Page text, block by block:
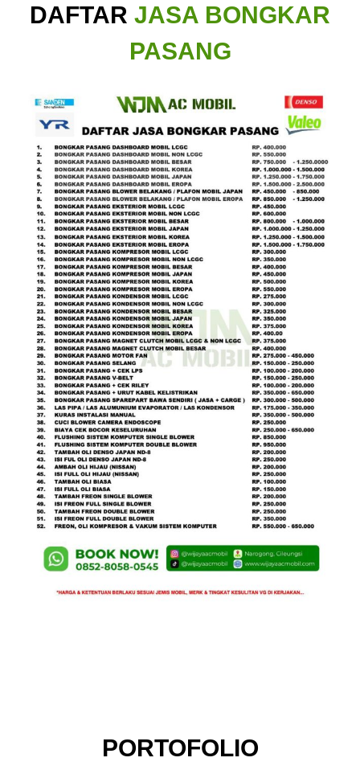
DAFTAR JASA BONGKAR
PASANG
PORTOFOLIO